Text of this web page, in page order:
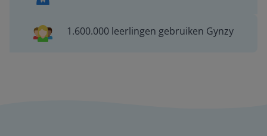
1.600.000 leerlingen gebruiken Gynzy